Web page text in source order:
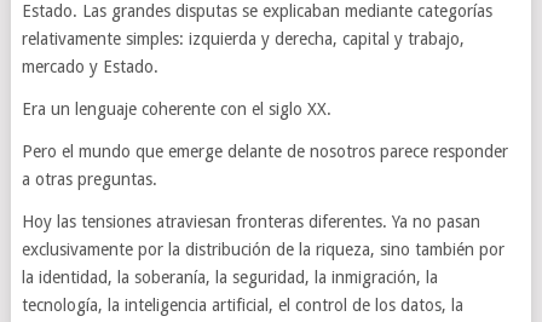
Estado. Las grandes disputas se explicaban mediante categorías
relativamente simples: izquierda y derecha, capital y trabajo,
mercado y Estado.
Era un lenguaje coherente con el siglo XX.
Pero el mundo que emerge delante de nosotros parece responder
a otras preguntas.
Hoy las tensiones atraviesan fronteras diferentes. Ya no pasan
exclusivamente por la distribución de la riqueza, sino también por
la identidad, la soberanía, la seguridad, la inmigración, la
tecnología, la inteligencia artificial, el control de los datos, la